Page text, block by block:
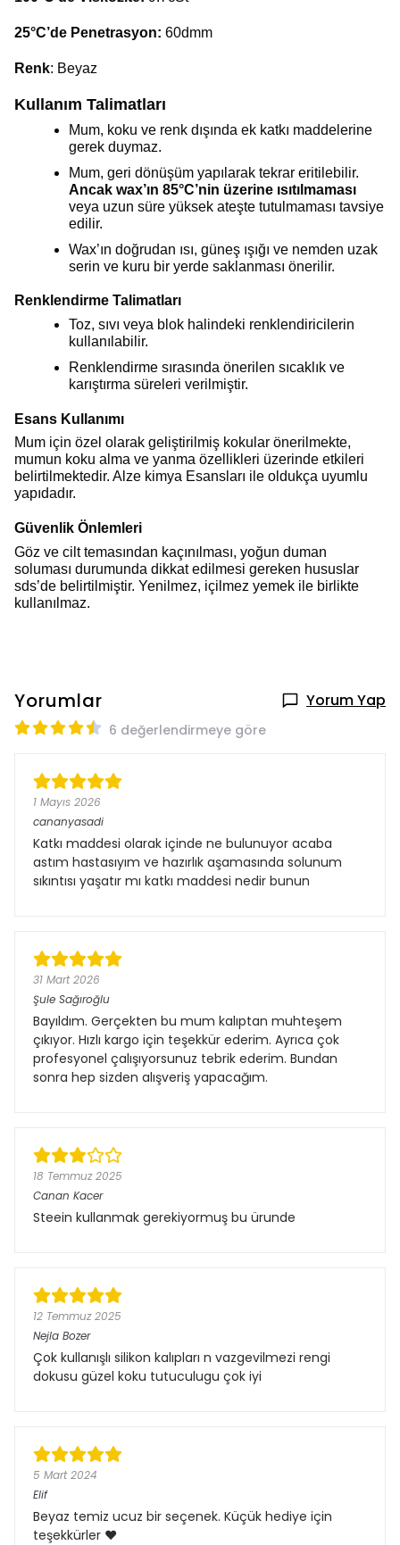
25°C’de Penetrasyon: 60dmm
Renk: Beyaz
Kullanım Talimatları
Mum, koku ve renk dışında ek katkı maddelerine
gerek duymaz.
Mum, geri dönüşüm yapılarak tekrar eritilebilir.
Ancak wax’ın 85°C’nin üzerine ısıtılmaması
veya uzun süre yüksek ateşte tutulmaması tavsiye
edilir.
Wax’ın doğrudan ısı, güneş ışığı ve nemden uzak
serin ve kuru bir yerde saklanması önerilir.
Renklendirme Talimatları
Toz, sıvı veya blok halindeki renklendiricilerin
kullanılabilir.
Renklendirme sırasında önerilen sıcaklık ve
karıştırma süreleri verilmiştir.
Esans Kullanımı
Mum için özel olarak geliştirilmiş kokular önerilmekte,
mumun koku alma ve yanma özellikleri üzerinde etkileri
belirtilmektedir. Alze kimya Esans ları ile oldukça uyumlu
yapıdadır.
Güvenlik Önlemleri
Göz ve cilt temasından kaçınılması, yoğun duman
soluması durumunda dikkat edilmesi gereken hususlar
sds’de belirtilmiştir. Yenilmez, içilmez yemek ile birlikte
kullanılmaz.
Yorumlar Yorum Yap
6 değerlendirmeye göre
1 Mayıs 2026
cananyasadi
Katkı maddesi olarak içinde ne bulunuyor acaba
astım hastasıyım ve hazırlık aşamasında solunum
sıkıntısı yaşatır mı katkı maddesi nedir bunun
31 Mart 2026
Şule Sağıroğlu
Bayıldım. Gerçekten bu mum kalıptan muhteşem
çıkıyor. Hızlı kargo için teşekkür ederim. Ayrıca çok
profesyonel çalışıyorsunuz tebrik ederim. Bundan
sonra hep sizden alışveriş yapacağım.
18 Temmuz 2025
Canan Kacer
Steein kullanmak gerekiyormuş bu ürunde
12 Temmuz 2025
Nejla Bozer
Çok kullanışlı silikon kalıpları n vazgevilmezi rengi
dokusu güzel koku tutuculugu çok iyi
5 Mart 2024
Elif
Beyaz temiz ucuz bir seçenek. Küçük hediye için
teşekkürler ❤️